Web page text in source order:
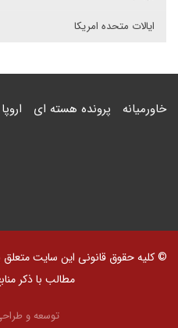
ایالات متحده امریکا
خاورمیانه پرونده هسته ای اروپا
© کلیه حقوق قانونی این سایت متعلق
مطالب با ذکر
توسعه و